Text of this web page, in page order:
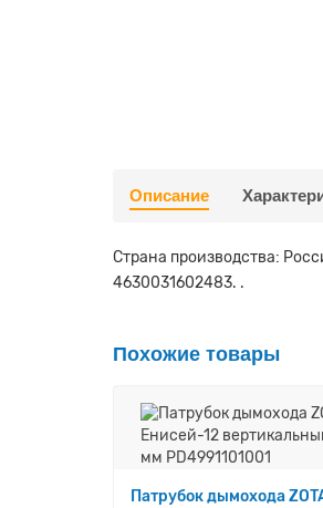
Описание
Страна производства:
4630031602483. .
Похожие товары
Патрубок дымохода